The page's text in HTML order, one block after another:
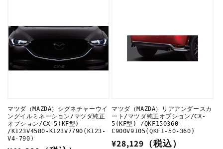
マツダ（MAZDA）シグネチャーウイ
ングイルミネーション/マツダ純正
オプション/CX-5(KF型)
/K123V4580-K123V7790(K123-
V4-790)
マツダ（MAZDA）リアアンダースカ
ート/マツダ純正オプション/CX-
5(KF型) /QKF150360-
C900V9105(QKF1-50-360)
通
¥28,129（税込）